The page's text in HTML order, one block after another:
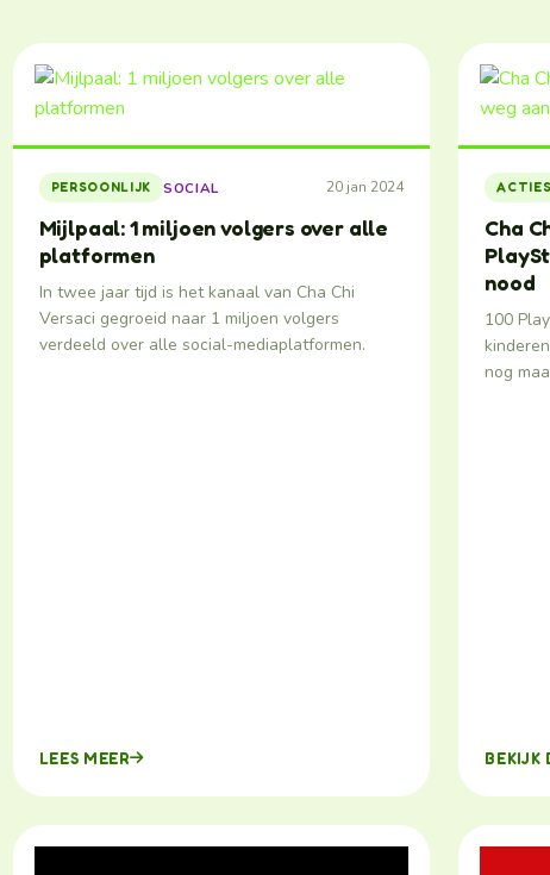
PERSOONLIJK SOCIAL 20 jan 2024
Mijlpaal: 1 miljoen volgers over alle
platformen
In twee jaar tijd is het kanaal van Cha Chi
Versaci gegroeid naar 1 miljoen volgers
verdeeld over alle social-mediaplatformen.
LEES MEER
Cha
nood
100
nog
BEKIJK